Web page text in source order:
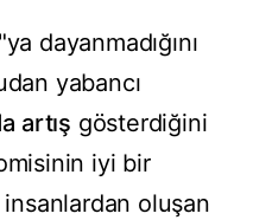
dayanmadığını
yabancı
artış gösterdiğini
iyi bir
oluşan